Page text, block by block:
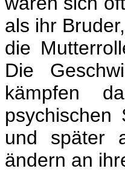
als ihr
die
Die
kämpfen
psychischen
und später
ändern an